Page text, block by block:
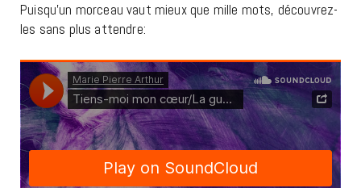
Puisqu’un morceau vaut mieux que mille mots, découvrez-
les sans plus attendre: